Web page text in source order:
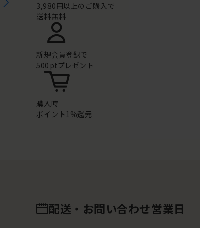
3,980円以上のご購入で
送料無料
新規会員登録で
500ptプレゼント
購入時
ポイント1%還元
配送・お問い合わせ営業日